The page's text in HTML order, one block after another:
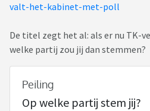
valt-het-kabinet-met-poll
De titel zegt het al: als er nu TK-
welke partij zou jij dan stemmen?
Peiling
Op welke partij stem jij?